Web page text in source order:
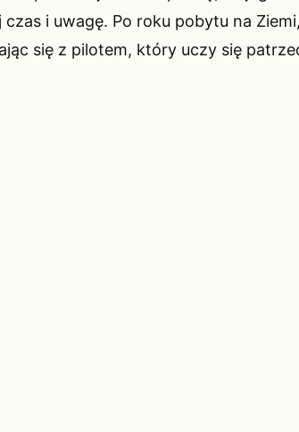
i uwagę. Po roku pobytu na Ziemi,
się z pilotem, który uczy się